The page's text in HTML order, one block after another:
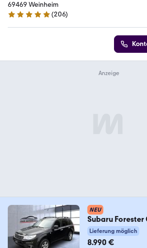
69469 Weinheim
5 Sterne
(206)
NEU
Subaru
HAND
Lieferung möglich
8.990 €